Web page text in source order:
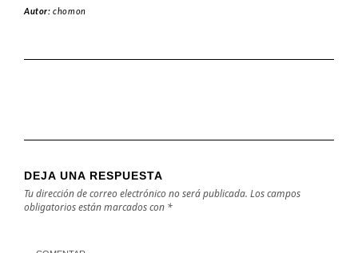
Autor:chomon
DEJA UNA RESPUESTA
Tu dirección de correo electrónico no será publicada. Los campos
obligatorios están marcados con *